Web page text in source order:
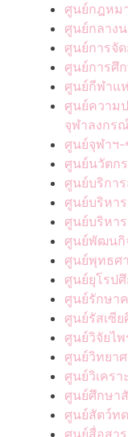
ศูนย์กฎหม
ศูนย์กลาง
ศูนย์การจั
ศูนย์การศึ
ศูนย์กีฬาแ
ศูนย์ความ
จุฬาลงกร
ศูนย์จุฬาฯ
ศูนย์นวัตก
ศูนย์บริกา
ศูนย์บริหา
ศูนย์บริหา
ศูนย์พัฒนกิ
ศูนย์พุทธศ
ศูนย์ยุโรป
ศูนย์รักษา
ศูนย์รัสเซี
ศูนย์วิจัยไ
ศูนย์วิทยา
ศูนย์วิเคร
ศูนย์ศึกษา
ศูนย์สัตว์ท